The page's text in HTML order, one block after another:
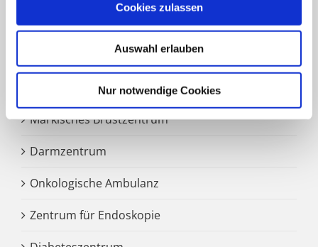
Cookies zulassen
Auswahl erlauben
Nur notwendige Cookies
SCHWERPUNKTE
Zentrale Notaufnahme
Märkisches Brustzentrum
Darmzentrum
Onkologische Ambulanz
Zentrum für Endoskopie